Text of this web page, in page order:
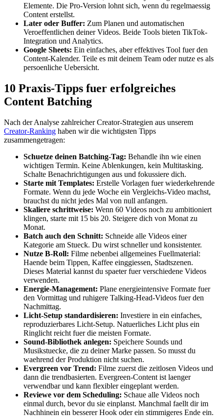
Elemente. Die Pro-Version lohnt sich, wenn du regelmaessig
Content erstellst.
Later oder Buffer: Zum Planen und automatischen
Veroeffentlichen deiner Videos. Beide Tools bieten TikTok-
Integration und Analytics.
Google Sheets: Ein einfaches, aber effektives Tool fuer den
Content-Kalender. Teile es mit deinem Team oder nutze es als
persoenliche Uebersicht.
10 Praxis-Tipps fuer erfolgreiches
Content Batching
Nach der Analyse zahlreicher Creator-Strategien aus unserem
Creator-Ranking haben wir die wichtigsten Tipps
zusammengetragen:
Schuetze deinen Batching-Tag: Behandle ihn wie einen
wichtigen Termin. Keine Ablenkungen, kein Multitasking.
Schalte Benachrichtigungen aus und fokussiere dich.
Starte mit Templates: Erstelle Vorlagen fuer wiederkehrende
Formate. Wenn du jede Woche ein Vergleichs-Video machst,
brauchst du nicht jedes Mal von null anfangen.
Skaliere schrittweise: Wenn 60 Videos noch zu ambitioniert
klingen, starte mit 15 bis 20. Steigere dich von Monat zu
Monat.
Batch auch den Schnitt: Schneide alle Videos einer
Kategorie am Stueck. Du wirst schneller und konsistenter.
Nutze B-Roll: Filme nebenbei allgemeines Fuellmaterial:
Haende beim Tippen, Kaffee einggiessen, Stadtszenen.
Dieses Material kannst du spaeter fuer verschiedene Videos
verwenden.
Energie-Management: Plane energieintensive Formate fuer
den Vormittag und ruhigere Talking-Head-Videos fuer den
Nachmittag.
Licht-Setup standardisieren: Investiere in ein einfaches,
reproduzierbares Licht-Setup. Natuerliches Licht plus ein
Ringlicht reicht fuer die meisten Formate.
Sound-Bibliothek anlegen: Speichere Sounds und
Musikstuecke, die zu deiner Marke passen. So musst du
waehrend der Produktion nicht suchen.
Evergreen vor Trend: Filme zuerst die zeitlosen Videos und
dann die trendbasierten. Evergreen-Content ist laenger
verwendbar und kann flexibler eingeplant werden.
Reviewe vor dem Scheduling: Schaue alle Videos noch
einmal durch, bevor du sie einplanst. Manchmal faellt dir im
Nachhinein ein besserer Hook oder ein stimmigeres Ende ein.